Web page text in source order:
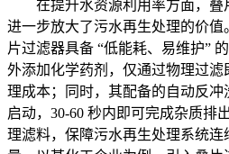
在提升水资源利用率方面，
进一步放大了污水再生处理的价
片过滤器具备 “低能耗、易维护”
外添加化学药剂，仅通过物理过
理成本；同时，其配备的自动反
启动，30-60 秒内即可完成杂质排
理滤料，保障污水再生处理系统